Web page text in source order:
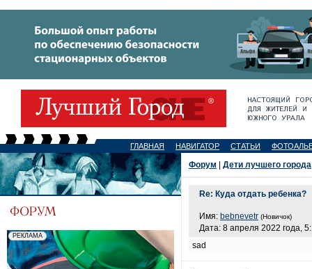
ГЛАВНАЯ НАВИГАТОР СТАТЬИ
Форум Дети лучшего города
Re: Куда отдать ребенка?
Имя: bebnevetr (Новичок)
Дата: 8 апреля 2022 года,
sad